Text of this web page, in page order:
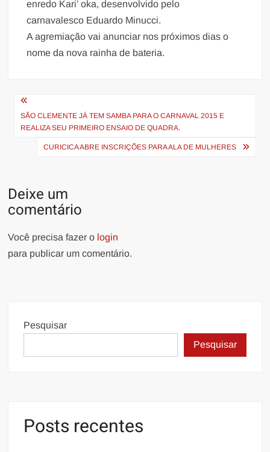
enredo Kari’ oka, desenvolvido pelo
carnavalesco Eduardo Minucci.
A agremiação vai anunciar nos próximos dias o
nome da nova rainha de bateria.
Navegação
de
Post
SÃO CLEMENTE JÁ TEM SAMBA PARA O CARNAVAL 2015 E
REALIZA SEU PRIMEIRO ENSAIO DE QUADRA.
CURICICA ABRE INSCRIÇÕES PARA ALA DE MULHERES
Deixe um
comentário
Você precisa fazer o login
para publicar um comentário.
Pesquisar
Pesquisar
Posts recentes